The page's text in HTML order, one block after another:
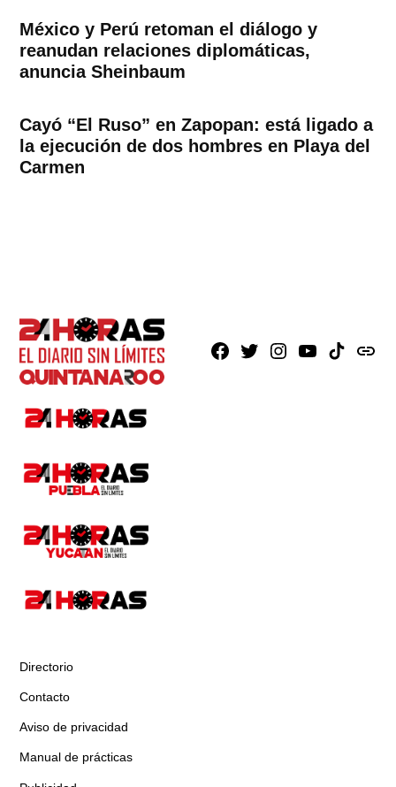
México y Perú retoman el diálogo y
reanudan relaciones diplomáticas,
anuncia Sheinbaum
Cayó “El Ruso” en Zapopan: está ligado a
la ejecución de dos hombres en Playa del
Carmen
Facebook
X Instagram
YoutubeTikTokissuu
Directorio
Contacto
Aviso de privacidad
Manual de prácticas